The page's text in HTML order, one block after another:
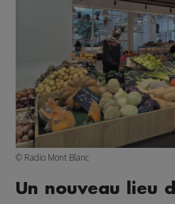
© Radio Mont Blanc
Un nouveau lieu